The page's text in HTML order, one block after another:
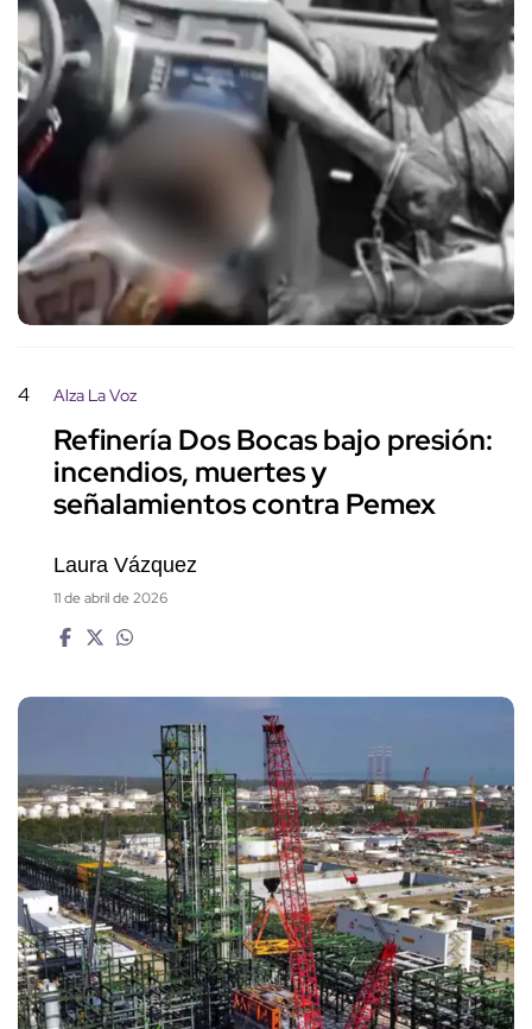
4 Alza La Voz
Refinería Dos Bocas bajo presión:
incendios, muertes y
señalamientos contra Pemex
Laura Vázquez
11 de abril de 2026